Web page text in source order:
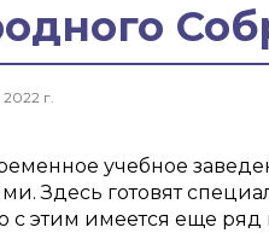
г.
учебное
Здесь готовят
этим имеется еще ряд